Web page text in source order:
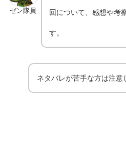
ゼン隊員 回について、感想や考
す。
ネタバレが苦手な方は注意